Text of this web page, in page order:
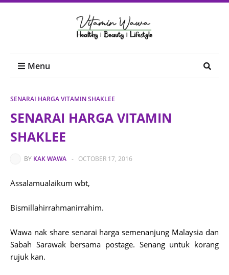
Menu
SENARAI HARGA VITAMIN SHAKLEE
SENARAI HARGA VITAMIN
SHAKLEE
BY KAK WAWA - OCTOBER 17, 2016
Assalamualaikum wbt,
Bismillahirrahmanirrahim.
Wawa nak share senarai harga semenanjung Malaysia dan
Sabah Sarawak bersama postage. Senang untuk korang
rujuk kan.